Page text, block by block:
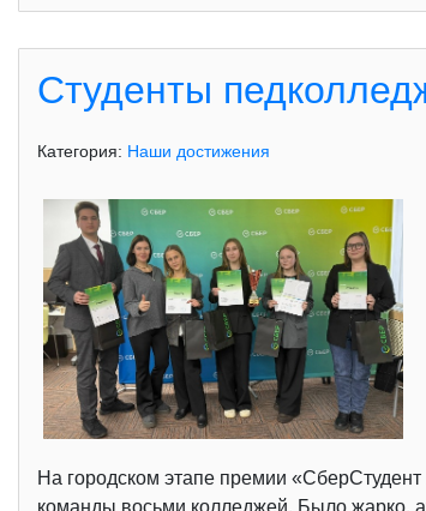
Студенты
Категория: Наши достижения
На городском этапе премии
команды восьми колледжей. Было жарко,